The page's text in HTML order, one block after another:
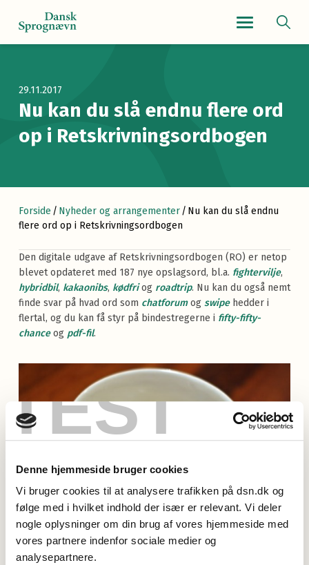
TEST
Denne hjemmeside bruger cookies
Vi bruger cookies til at analysere trafikken på dsn.dk og
følge med i hvilket indhold der især er relevant. Vi deler
nogle oplysninger om din brug af vores hjemmeside med
vores partnere indenfor sociale medier og
analysepartnere.
Navigationsmenu
29.11.2017
Nu kan du slå endnu flere ord
op i Retskrivningsordbogen
Forside / Nyheder og arrangementer/ Nu kan du slå endnu
flere ord op i Retskrivningsordbogen
Den digitale udgave af Retskrivningsordbogen (RO) er netop
blevet opdateret med 187 nye opslagsord, bl.a. fightervilje,
hybridbil, kakaonibs, kødfriog roadtrip. Nu kan du også nemt
finde svar på hvad ord som chatforumog swipehedder i
flertal, og du kan få styr på bindestregerne i fifty-fifty-
chanceog pdf-fil.